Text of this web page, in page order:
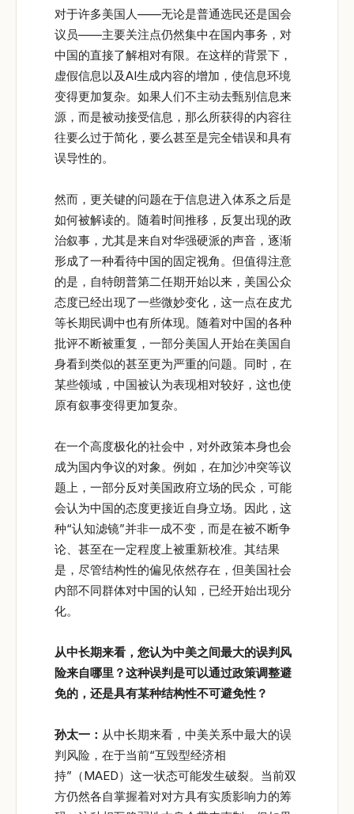
对于许多美国人——无论是普通选民还是国会
议员——主要关注点仍然集中在国内事务，对
中国的直接了解相对有限。在这样的背景下，
虚假信息以及AI生成内容的增加，使信息环境
变得更加复杂。如果人们不主动去甄别信息来
源，而是被动接受信息，那么所获得的内容往
往要么过于简化，要么甚至是完全错误和具有
误导性的。
然而，更关键的问题在于信息进入体系之后是
如何被解读的。随着时间推移，反复出现的政
治叙事，尤其是来自对华强硬派的声音，逐渐
形成了一种看待中国的固定视角。但值得注意
的是，自特朗普第二任期开始以来，美国公众
态度已经出现了一些微妙变化，这一点在皮尤
等长期民调中也有所体现。随着对中国的各种
批评不断被重复，一部分美国人开始在美国自
身看到类似的甚至更为严重的问题。同时，在
某些领域，中国被认为表现相对较好，这也使
原有叙事变得更加复杂。
在一个高度极化的社会中，对外政策本身也会
成为国内争议的对象。例如，在加沙冲突等议
题上，一部分反对美国政府立场的民众，可能
会认为中国的态度更接近自身立场。因此，这
种“认知滤镜”并非一成不变，而是在被不断争
论、甚至在一定程度上被重新校准。其结果
是，尽管结构性的偏见依然存在，但美国社会
内部不同群体对中国的认知，已经开始出现分
化。
从中长期来看，您认为中美之间最大的误判风
险来自哪里？这种误判是可以通过政策调整避
免的，还是具有某种结构性不可避免性？
孙太一： 从中长期来看，中美关系中最大的误
判风险，在于当前“互毁型经济相
持”（MAED）这一状态可能发生破裂。当前双
方仍然各自掌握着对对方具有实质影响力的筹